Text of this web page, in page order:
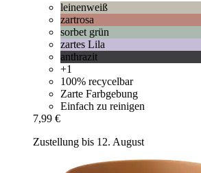
leinenweiß
zartrosa
sorbet grün
zartes Lila
anthrazit
+1
100% recycelbar
Zarte Farbgebung
Einfach zu reinigen
7,99 €
Zustellung bis 12. August